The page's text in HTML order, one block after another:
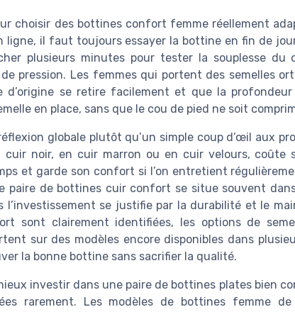
choisir des bottines confort femme réellement
ligne, il faut toujours essayer la bottine en fin de
plusieurs minutes pour tester la souplesse du
pression. Les femmes qui portent des semelles
d’origine se retire facilement et que la
en place, sans que le cou de pied ne soit
globale plutôt qu’un simple coup d’œil aux
noir, en cuir marron ou en cuir velours, coûte
et garde son confort si l’on entretient
paire de bottines cuir confort se situe souvent
l’investissement se justifie par la durabilité et le
sont clairement identifiées, les options de
sur des modèles encore disponibles dans
la bonne bottine sans sacrifier la qualité.
investir dans une paire de bottines plates bien
rarement. Les modèles de bottines femme